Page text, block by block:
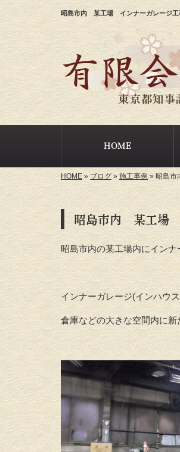
昭島市内 某工場 インナーガレージ工
HOME
HOME»ブログ » 施工事例 » 昭島
昭島市内 某工場
昭島市内の某工場内にイン
インナーガレージ(インハ
倉庫などの大きな空間内に